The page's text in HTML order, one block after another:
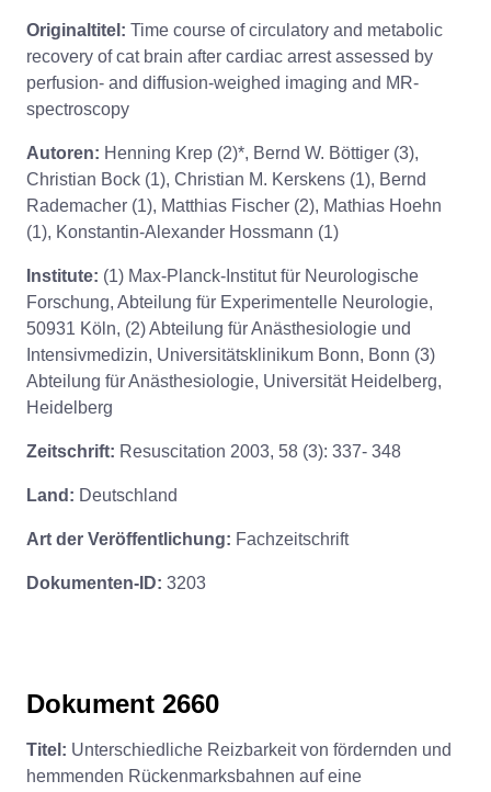
Originaltitel: Time course of circulatory and metabolic
recovery of cat brain after cardiac arrest assessed by
perfusion- and diffusion-weighed imaging and MR-
spectroscopy
Autoren: Henning Krep (2)*, Bernd W. Böttiger (3),
Christian Bock (1), Christian M. Kerskens (1), Bernd
Rademacher (1), Matthias Fischer (2), Mathias Hoehn
(1), Konstantin-Alexander Hossmann (1)
Institute: (1) Max-Planck-Institut für Neurologische
Forschung, Abteilung für Experimentelle Neurologie,
50931 Köln, (2) Abteilung für Anästhesiologie und
Intensivmedizin, Universitätsklinikum Bonn, Bonn (3)
Abteilung für Anästhesiologie, Universität Heidelberg,
Heidelberg
Zeitschrift: Resuscitation 2003, 58 (3): 337- 348
Land: Deutschland
Art der Veröffentlichung: Fachzeitschrift
Dokumenten-ID: 3203
Dokument 2660
Titel: Unterschiedliche Reizbarkeit von fördernden und
hemmenden Rückenmarksbahnen auf eine